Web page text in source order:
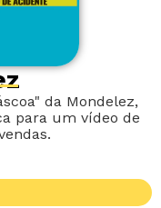
da Mondelez,
para um vídeo de